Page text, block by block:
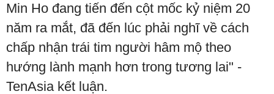
Min Ho đang tiến đến cột mốc kỷ niệm 20
năm ra mắt, đã đến lúc phải nghĩ về cách
chấp nhận trái tim người hâm mộ theo
hướng lành mạnh hơn trong tương lai" -
TenAsia kết luận.